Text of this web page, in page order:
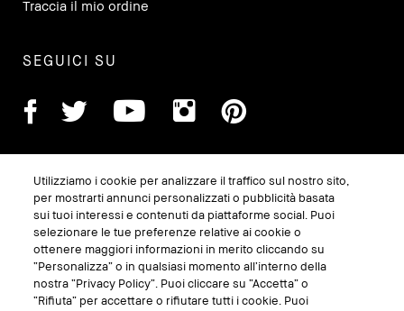
Traccia il mio ordine
SEGUICI SU
GESTISCI I COOKIE DEL SITO
TERMINI E CONDIZIONI
Utilizziamo i cookie per analizzare il traffico sul nostro sito,
per mostrarti annunci personalizzati o pubblicità basata
sui tuoi interessi e contenuti da piattaforme social. Puoi
selezionare le tue preferenze relative ai cookie o
ottenere maggiori informazioni in merito cliccando su
“Personalizza” o in qualsiasi momento all’interno della
nostra “Privacy Policy”. Puoi cliccare su “Accetta” o
“Rifiuta” per accettare o rifiutare tutti i cookie. Puoi